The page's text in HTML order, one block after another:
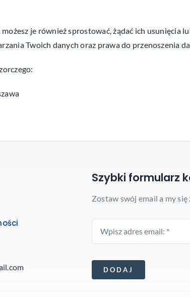
je również sprostować, żądać ich usunięcia
Twoich danych oraz prawa do przenoszenia
Szybki formularz
Zostaw swój email a my
DODAJ